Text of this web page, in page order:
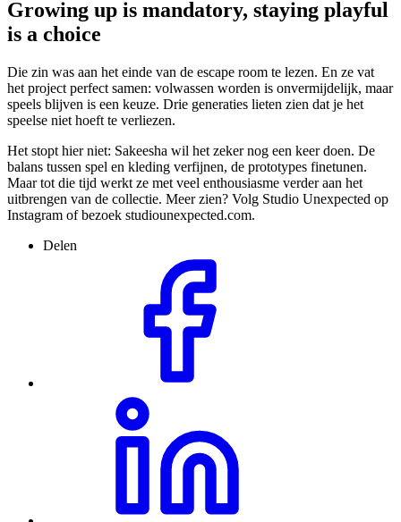
Growing up is mandatory, staying playful
is a choice
Die zin was aan het einde van de escape room te lezen. En ze vat
het project perfect samen: volwassen worden is onvermijdelijk, maar
speels blijven is een keuze. Drie generaties lieten zien dat je het
speelse niet hoeft te verliezen.
Het stopt hier niet: Sakeesha wil het zeker nog een keer doen. De
balans tussen spel en kleding verfijnen, de prototypes finetunen.
Maar tot die tijd werkt ze met veel enthousiasme verder aan het
uitbrengen van de collectie. Meer zien? Volg Studio Unexpected op
Instagram of bezoek studiounexpected.com.
Delen